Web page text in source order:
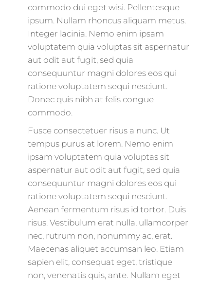
commodo dui eget wisi. Pellentesque
ipsum. Nullam rhoncus aliquam metus.
Integer lacinia. Nemo enim ipsam
voluptatem quia voluptas sit aspernatur
aut odit aut fugit, sed quia
consequuntur magni dolores eos qui
ratione voluptatem sequi nesciunt.
Donec quis nibh at felis congue
commodo.
Fusce consectetuer risus a nunc. Ut
tempus purus at lorem. Nemo enim
ipsam voluptatem quia voluptas sit
aspernatur aut odit aut fugit, sed quia
consequuntur magni dolores eos qui
ratione voluptatem sequi nesciunt.
Aenean fermentum risus id tortor. Duis
risus. Vestibulum erat nulla, ullamcorper
nec, rutrum non, nonummy ac, erat.
Maecenas aliquet accumsan leo. Etiam
sapien elit, consequat eget, tristique
non, venenatis quis, ante. Nullam eget